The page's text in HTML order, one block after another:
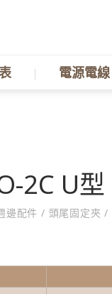
電源電線
2C U
邊配件/ 頭尾固定夾/